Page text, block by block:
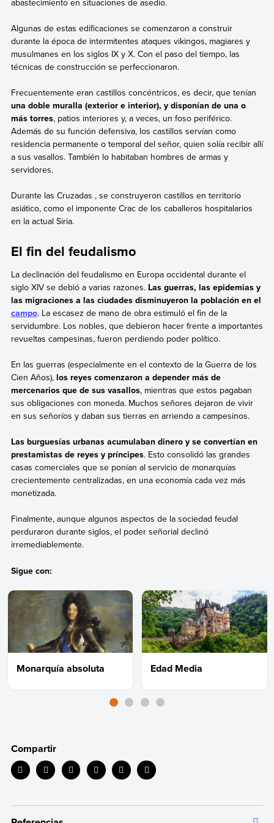
Algunas de estas edificaciones se comenzaron a construir
durante la época de intermitentes ataques vikingos, magiares y
musulmanes en los siglos IX y X. Con el paso del tiempo, las
técnicas de construcción se perfeccionaron.
Frecuentemente eran castillos concéntricos, es decir, que tenían
una doble muralla (exterior e interior), y disponían de una o
más torres, patios interiores y, a veces, un foso periférico.
Además de su función defensiva, los castillos servían como
residencia permanente o temporal del señor, quien solía recibir allí
a sus vasallos. También lo habitaban hombres de armas y
servidores.
Durante las Cruzadas , se construyeron castillos en territorio
asiático, como el imponente Crac de los caballeros hospitalarios
en la actual Siria.
El fin del feudalismo
La declinación del feudalismo en Europa occidental durante el
siglo XIV se debió a varias razones. Las guerras, las epidemias y
las migraciones a las ciudades disminuyeron la población en el
campo. La escasez de mano de obra estimuló el fin de la
servidumbre. Los nobles, que debieron hacer frente a importantes
revueltas campesinas, fueron perdiendo poder político.
En las guerras (especialmente en el contexto de la Guerra de los
Cien Años),los reyes comenzaron a depender más de
mercenarios que de sus vasallos, mientras que estos pagaban
sus obligaciones con moneda. Muchos señores dejaron de vivir
en sus señoríos y daban sus tierras en arriendo a campesinos.
Las burguesías urbanas acumulaban dinero y se convertían en
prestamistas de reyes y príncipes. Esto consolidó las grandes
casas comerciales que se ponían al servicio de monarquías
crecientemente centralizadas, en una economía cada vez más
monetizada.
Finalmente, aunque algunos aspectos de la sociedad feudal
perduraron durante siglos, el poder señorial declinó
irremediablemente.
Sigue con:
Monarquía absoluta Edad Media
Compartir